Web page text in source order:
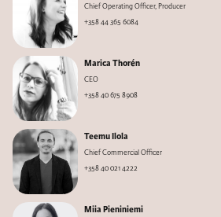
Chief Operating Officer, Producer
+358 44 365 6084
Marica Thorén
CEO
+358 40 675 8908
Teemu Ilola
Chief Commercial Officer
+358 40 021 4222
Miia Pieniniemi